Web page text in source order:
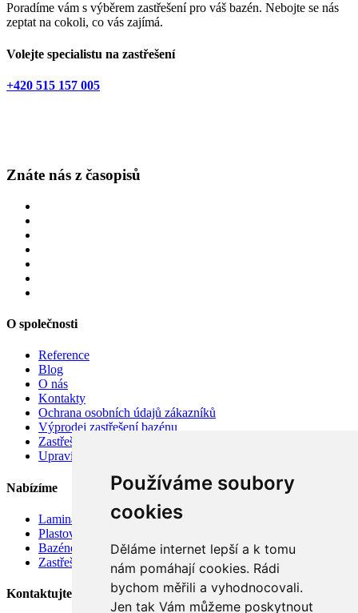
Používáme soubory
cookies
Děláme internet lepší a k tomu
nám pomáhají cookies. Rádi
bychom měřili a vyhodnocovali.
Jen tak Vám můžeme poskytnout
Poradíme vám s výběrem zastřešení pro váš bazén. Nebojte se nás
zeptat na cokoli, co vás zajímá.
Volejte specialistu na zastřešení
+420 515 157 005
Znáte nás z časopisů
O společnosti
Reference
Blog
O nás
Kontakty
Ochrana osobních údajů zákazníků
Výprodej zastřešení bazénu
Zastřešení bazénu v akci
Upravit nastavení cookies
Nabízíme
Laminátové bazény
Plastové bazény
Bazénové vysavače
Zastřešení bazénů
Kontaktujte nás!